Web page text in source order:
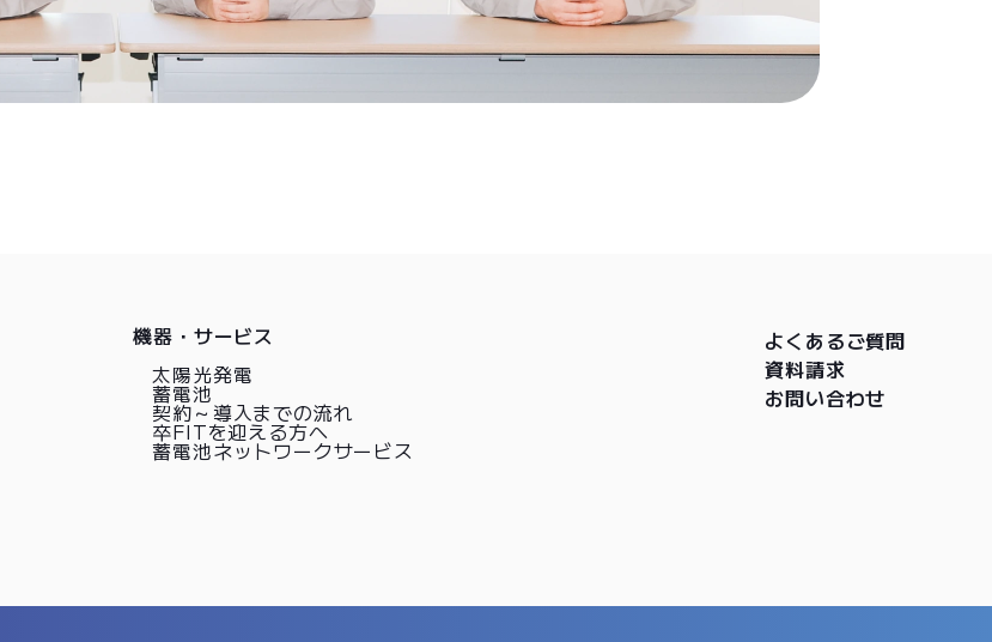
機器・サービス
太陽光発電
蓄電池
契約～導入までの流れ
卒FITを迎える方へ
蓄電池ネットワークサービス
よくあるご質問
資料請求
お問い合わせ